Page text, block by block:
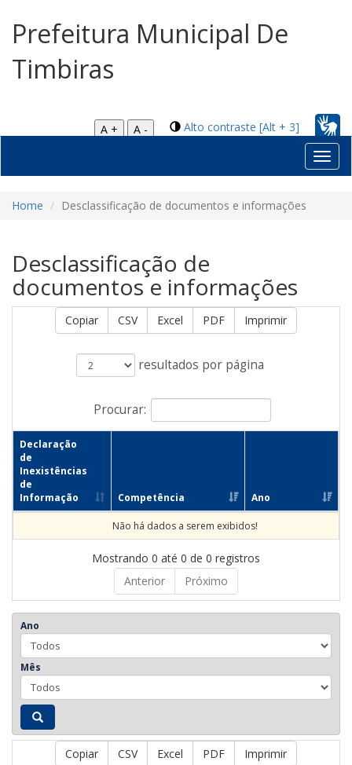
Prefeitura Municipal De
Timbiras
Alto contraste [Alt + 3]
A +
A -
Home Desclassificação de documentos e informações
Desclassificação de
documentos e informações
Copiar CSV Excel PDF Imprimir
resultados por página
Procurar:
Declaração
de
Inexistências
de
Informação
Competência Ano
Não há dados a serem exibidos!
Mostrando 0 até 0 de 0 registros
Anterior
Próximo
Ano
Mês
Copiar CSV Excel PDF Imprimir